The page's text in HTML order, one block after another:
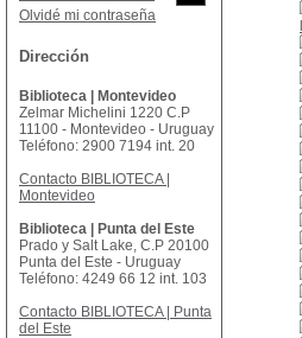
Olvidé mi contraseña
Dirección
Biblioteca | Montevideo
Zelmar Michelini 1220 C.P
11100 - Montevideo - Uruguay
Teléfono: 2900 7194 int. 20
Contacto BIBLIOTECA |
Montevideo
Biblioteca | Punta del Este
Prado y Salt Lake, C.P 20100
Punta del Este - Uruguay
Teléfono: 4249 66 12 int. 103
Contacto BIBLIOTECA | Punta
del Este